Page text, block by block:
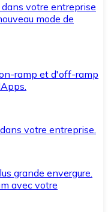
votre entreprise
mode de
ramp et d'off-ramp
votre entreprise.
grande envergure.
avec votre